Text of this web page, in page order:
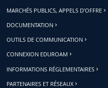
MARCHÉS PUBLICS, APPELS D'OFFRE
DOCUMENTATION
OUTILS DE COMMUNICATION
CONNEXION EDUROAM
INFORMATIONS RÉGLEMENTAIRES
PARTENAIRES ET RÉSEAUX